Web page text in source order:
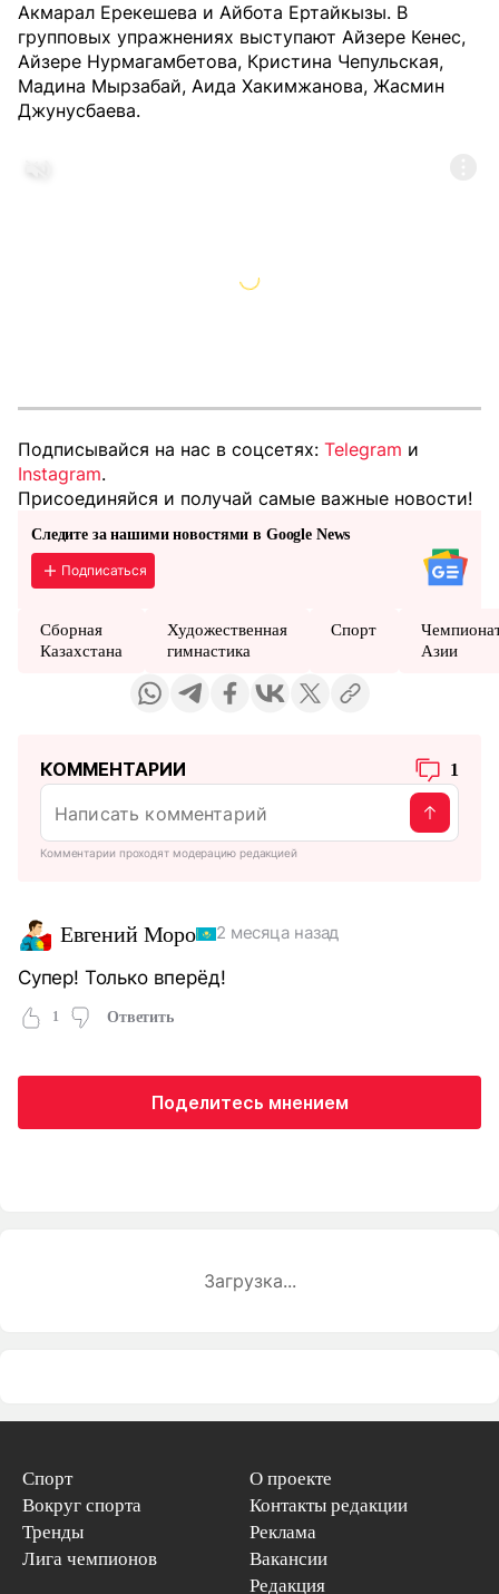
Акмарал Ерекешева и Айбота Ертайкызы. В
групповых упражнениях выступают Айзере Кенес,
Айзере Нурмагамбетова, Кристина Чепульская,
Мадина Мырзабай, Аида Хакимжанова, Жасмин
Джунусбаева.
Подписывайся на нас в соцсетях: Telegram и
Instagram.
Присоединяйся и получай самые важные новости!
Следите за нашими новостями в Google News
Подписаться
Сборная
Казахстана
Художественная
гимнастика
Спорт
Азии
КОММЕНТАРИИ 1
Комментарии проходят модерацию редакцией
Евгений Моро 2 месяца назад
Супер! Только вперёд!
1 Ответить
Поделитесь мнением
Загрузка...
Спорт
Вокруг спорта
Тренды
Лига чемпионов
О проекте
Контакты редакции
Реклама
Вакансии
Редакция